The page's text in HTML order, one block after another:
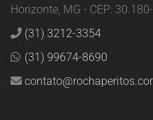
Horizonte, MG - CEP:
(31) 3212-3354
(31) 99674-8690